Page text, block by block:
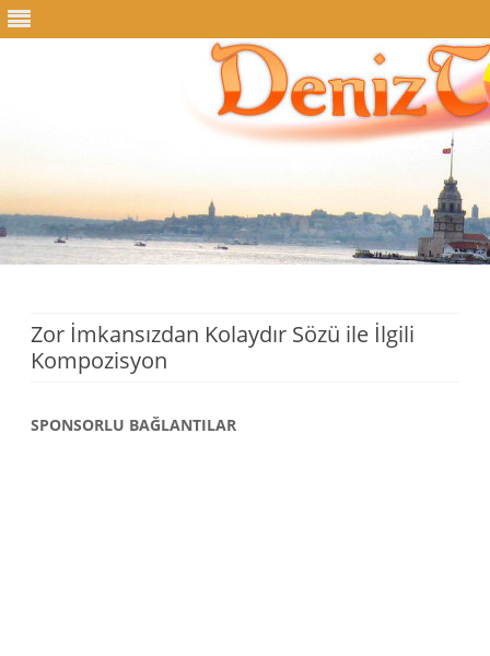
Zor İmkansızdan Kolaydır Sözü ile İlgili
Kompozisyon
SPONSORLU BAĞLANTILAR